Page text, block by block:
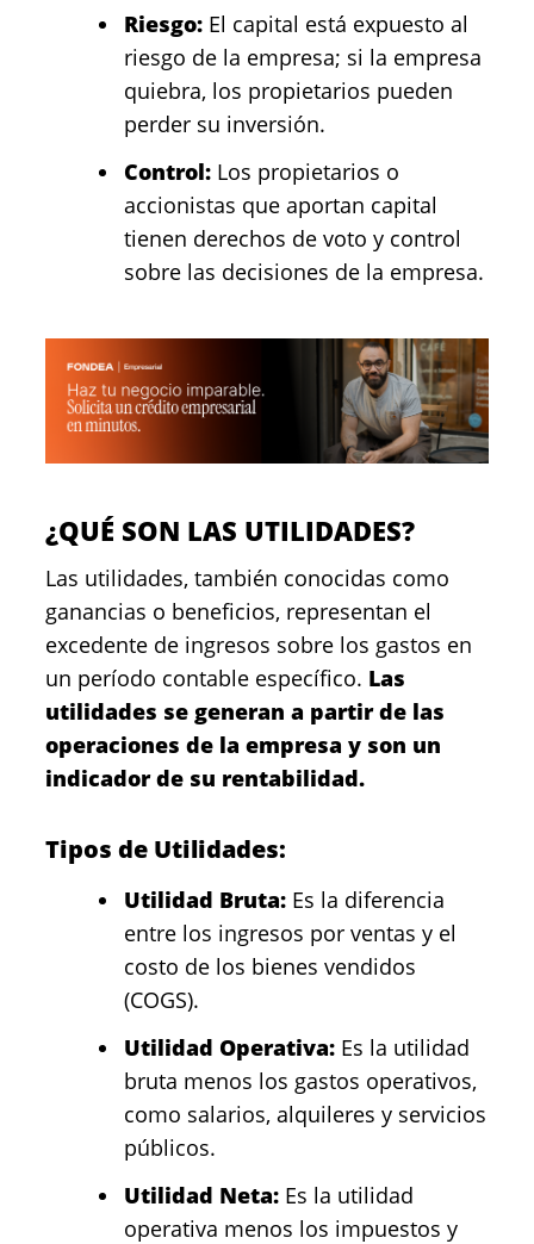
Riesgo: El capital está expuesto al
riesgo de la empresa; si la empresa
quiebra, los propietarios pueden
perder su inversión.
Control: Los propietarios o
accionistas que aportan capital
tienen derechos de voto y control
sobre las decisiones de la empresa.
¿QUÉ SON LAS UTILIDADES?
Las utilidades, también conocidas como
ganancias o beneficios, representan el
excedente de ingresos sobre los gastos en
un período contable específico. Las
utilidades se generan a partir de las
operaciones de la empresa y son un
indicador de su rentabilidad.
Tipos de Utilidades:
Utilidad Bruta: Es la diferencia
entre los ingresos por ventas y el
costo de los bienes vendidos
(COGS).
Utilidad Operativa: Es la utilidad
bruta menos los gastos operativos,
como salarios, alquileres y servicios
públicos.
Utilidad Neta: Es la utilidad
operativa menos los impuestos y